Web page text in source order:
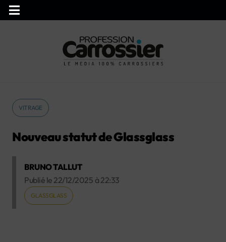
VITRAGE
Nouveau statut de Glassglass
BRUNO TALLUT
Publié le 22/12/2025 à 22:33
GLASSGLASS